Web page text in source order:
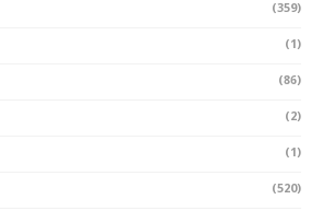
(359)
(1)
(86)
(2)
(1)
(520)